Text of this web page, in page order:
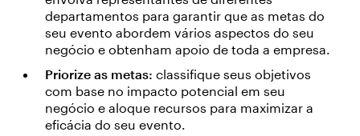
departamentos para garantir que as metas do
seu evento abordem vários aspectos do seu
negócio e obtenham apoio de toda a empresa.
Priorize as metas: classifique seus objetivos
com base no impacto potencial em seu
negócio e aloque recursos para maximizar a
eficácia do seu evento.